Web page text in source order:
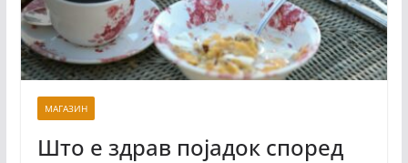
МАГАЗИН
Што е здрав појадок според